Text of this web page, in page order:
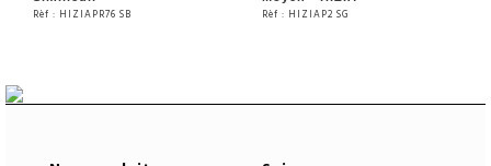
Rèf : HIZIAPR76 SB Rèf : HIZIAP2 SG